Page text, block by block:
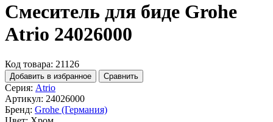
Смеситель для биде Grohe
Atrio 24026000
Код товара: 21126
Добавить в избранное Сравнить
Серия: Atrio
Артикул: 24026000
Бренд: Grohe (Германия)